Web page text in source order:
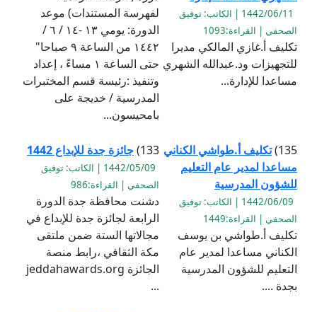
1442/06/11 | الكاتب: توفيق
الصحفي | القراءة:1093
تكليف أ.غازي المالكي مديرا
للتجهيزات ود.عبدالله الشهري
مساعدا للإدارة...
لفهرسة المستندات) موعد
الدورة: يومي ١٣ -١٤ / ٦ /
١٤٤٢ من الساعة ٩ صباحا"
حتى الساعة ١ مساءً ، إعداد
وتنفيذ :رئيسة قسم المختبرات
المدرسية / خديجة على
بامحيسون...
135) تكليف أ.طواشي الكناني
مساعدا لمدير عام التعليم
للشؤون المدرسية
1442/06/09 | الكاتب: توفيق
الصحفي | القراءة:1449
تكليف أ.طواشي بن يوسف
الكناني مساعدا لمدير عام
التعليم للشؤون المدرسية
بجدة ....
133) جائزة جدة للإبداع 1442
1442/05/09 | الكاتب: توفيق
الصحفي | القراءة:986
دشنت محافظة جدة الدورة
الرابعة لجائزة جدة للإبداع في
مجالاتها الستة ضمن ملتقى
مكة الثقافي ،رابط منصة
الجائزة jeddahawards.org
...